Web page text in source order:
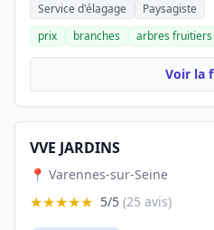
Service d'élagage
Paysagiste
prix
branches arbres fruitiers
Voir la
VVE JARDINS
📍 Varennes-sur-Seine
★★★★★ 5/5 (25 avis)